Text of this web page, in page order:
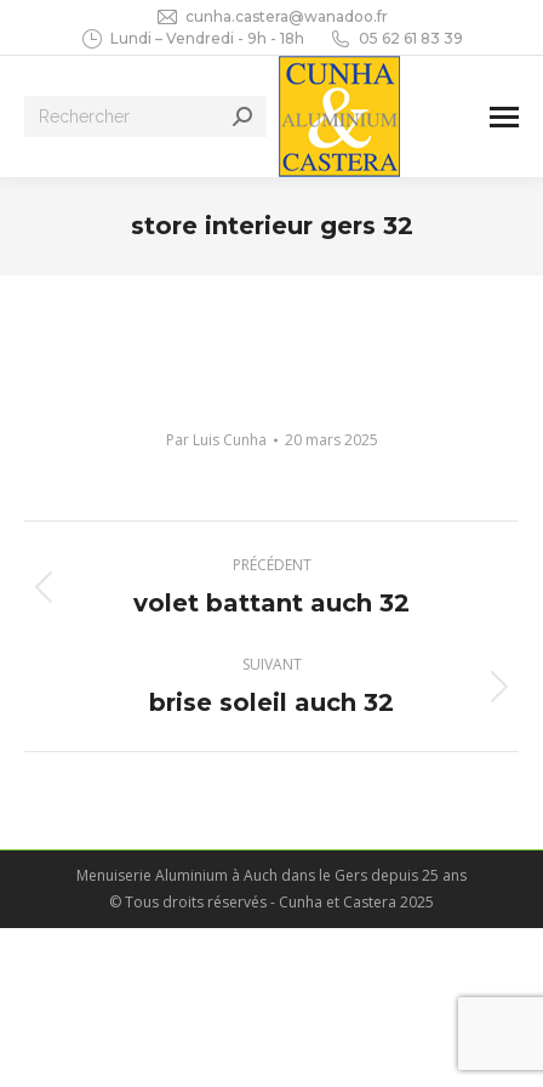
cunha.castera@wanadoo.fr
Lundi – Vendredi - 9h - 18h
05 62 61 83 39
Recherche
store interieur gers 32
Par Luis Cunha 20 mars 2025
album
PRÉCÉDENT
Album
:
volet battant auch 32
SUIVANT
Album
brise soleil auch 32
Menuiserie Aluminium à Auch dans le Gers depuis 25 ans
© Tous droits réservés - Cunha et Castera 2025